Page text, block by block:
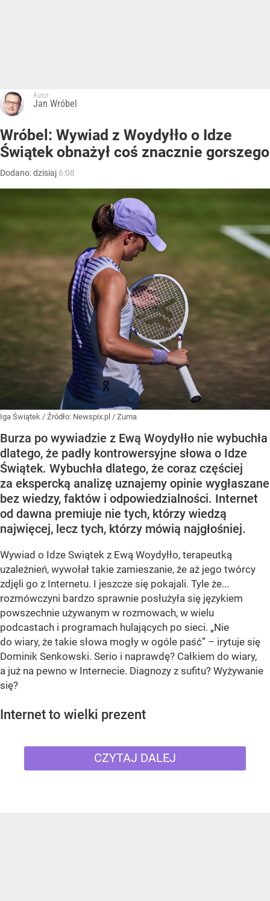
Autor:
Jan Wróbel
Wróbel: Wywiad z Woydyłło o Idze
Świątek obnażył coś znacznie gorszego
Dodano:dzisiaj 6:08
Iga Świątek / Źródło: Newspix.pl / Zuma
Burza po wywiadzie z Ewą Woydyłło nie wybuchła
dlatego, że padły kontrowersyjne słowa o Idze
Świątek. Wybuchła dlatego, że coraz częściej
za ekspercką analizę uznajemy opinie wygłaszane
bez wiedzy, faktów i odpowiedzialności. Internet
od dawna premiuje nie tych, którzy wiedzą
najwięcej, lecz tych, którzy mówią najgłośniej.
Wywiad o Idze Swiątek z Ewą Woydyłło, terapeutką
uzależnień, wywołał takie zamieszanie, że aż jego twórcy
zdjęli go z Internetu. I jeszcze się pokajali. Tyle że...
rozmówczyni bardzo sprawnie posłużyła się językiem
powszechnie używanym w rozmowach, w wielu
podcastach i programach hulających po sieci. „Nie
do wiary, że takie słowa mogły w ogóle paść” – irytuje się
Dominik Senkowski. Serio i naprawdę? Całkiem do wiary,
a już na pewno w Internecie. Diagnozy z sufitu? Wyżywanie
się?
Internet to wielki prezent
CZYTAJ DALEJ